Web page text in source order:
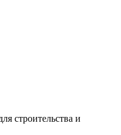
строительства и